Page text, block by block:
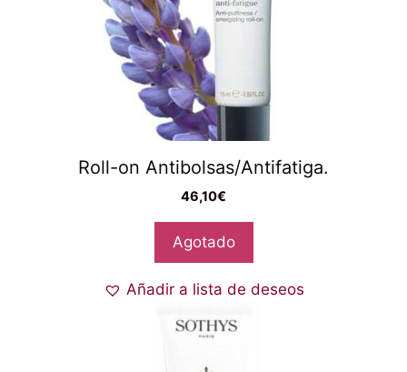
Roll-on Antibolsas/Antifatiga.
46,10€
Agotado
Añadir a lista de deseos